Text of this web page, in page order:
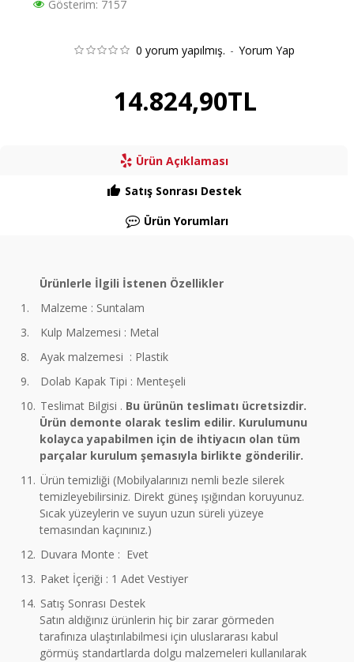
Gösterim: 7157
0 yorum yapılmış. - Yorum Yap
14.824,90TL
Ürün Açıklaması
Satış Sonrası Destek
Ürün Yorumları
Ürünlerle İlgili İstenen Özellikler
1.
Malzeme : Suntalam
3.
Kulp Malzemesi : Metal
8.
Ayak malzemesi : Plastik
9.
Dolab Kapak Tipi : Menteşeli
10. Teslimat Bilgisi . Bu ürünün teslimatı ücretsizdir.
Ürün demonte olarak teslim edilir. Kurulumunu
kolayca yapabilmen için de ihtiyacın olan tüm
parçalar kurulum şemasıyla birlikte gönderilir.
11. Ürün temizliği (Mobilyalarınızı nemli bezle silerek
temizleyebilirsiniz. Direkt güneş ışığından koruyunuz.
Sıcak yüzeylerin ve suyun uzun süreli yüzeye
temasından kaçınınız.)
12. Duvara Monte : Evet
13. Paket İçeriği : 1 Adet Vestiyer
14. Satış Sonrası Destek
Satın aldığınız ürünlerin hiç bir zarar görmeden
tarafınıza ulaştırılabilmesi için uluslararası kabul
görmüş standartlarda dolgu malzemeleri kullanılarak